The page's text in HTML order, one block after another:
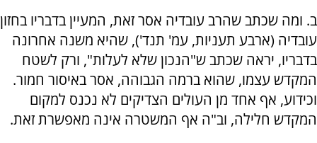
ב. ומה שכתב שהרב עובדיה אסר זאת, המעיין בדבריו בחזון
עובדיה (ארבע תעניות, עמ' תנד'), שהיא משנה אחרונה
בדבריו, יראה שכתב ש"הנכון שלא לעלות", ורק לשטח
המקדש עצמו, שהוא ברמה הגבוהה, אסר באיסור חמור.
וכידוע, אף אחד מן העולים הצדיקים לא נכנס למקום
המקדש חלילה, וב"ה אף המשטרה אינה מאפשרת זאת.